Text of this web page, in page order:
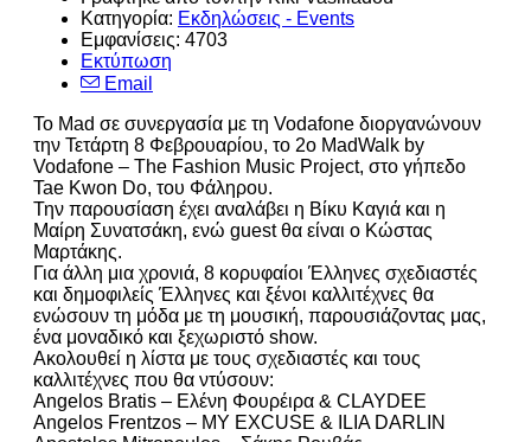
Κατηγορία: Εκδηλώσεις - Events
Εμφανίσεις: 4703
Εκτύπωση
Email
Το Mad σε συνεργασία με τη Vodafone διοργανώνουν
την Τετάρτη 8 Φεβρουαρίου, το 2o MadWalk by
Vodafone – The Fashion Music Project, στο γήπεδο
Tae Kwon Do, του Φάληρου.
Την παρουσίαση έχει αναλάβει η Βίκυ Καγιά και η
Μαίρη Συνατσάκη, ενώ guest θα είναι ο Κώστας
Μαρτάκης.
Για άλλη μια χρονιά, 8 κορυφαίοι Έλληνες σχεδιαστές
και δημοφιλείς Έλληνες και ξένοι καλλιτέχνες θα
ενώσουν τη μόδα με τη μουσική, παρουσιάζοντας μας,
ένα μοναδικό και ξεχωριστό show.
Ακολουθεί η λίστα με τους σχεδιαστές και τους
καλλιτέχνες που θα ντύσουν:
Angelos Bratis – Ελένη Φουρέιρα & CLAYDEE
Angelos Frentzos – MY EXCUSE & ILIA DARLIN